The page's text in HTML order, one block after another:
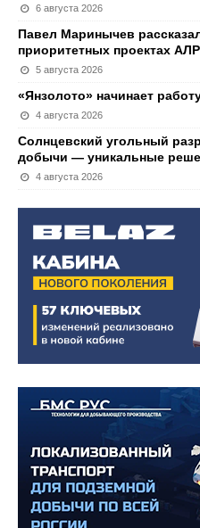
6 августа 2026
Павел Маринычев
приоритетных проектах
5 августа 2026
«Янзолото» начинает
4 августа 2026
Солнцевский угольный
добычи — уникальные
4 августа 2026